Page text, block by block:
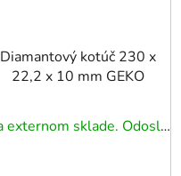
Diamantový kotúč 230 x
22,2 x 10 mm GEKO
Na externom sklade. Odoslanie 3 - 5 prac. dní.